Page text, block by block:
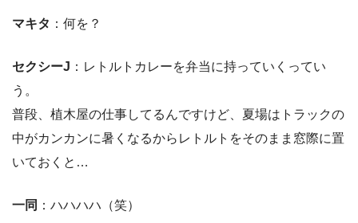
マキタ ：何を？
セクシーJ ：レトルトカレーを弁当に持っていくってい
う。
普段、植木屋の仕事してるんですけど、夏場はトラックの
中がカンカンに暑くなるからレトルトをそのまま窓際に置
いておくと…
一同 ：ハハハハ（笑）